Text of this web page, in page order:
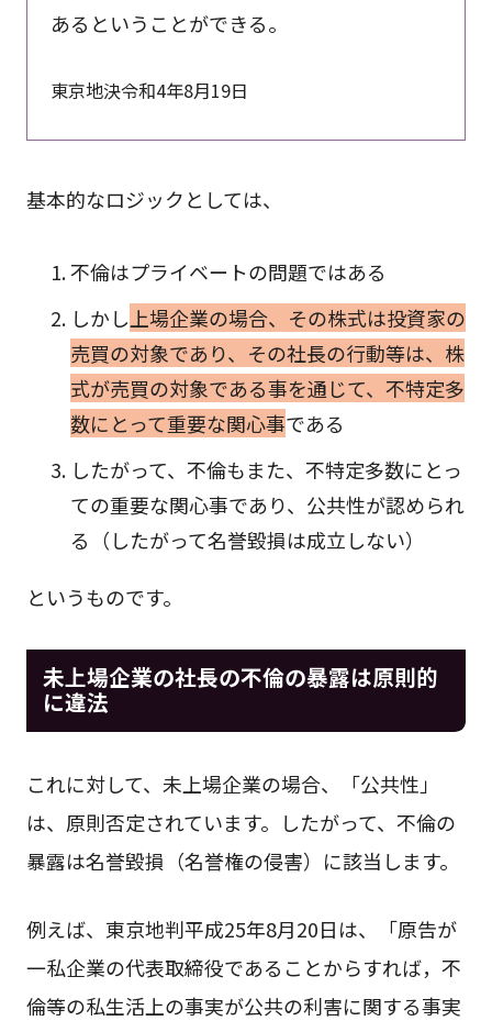
あるということができる。
東京地決令和4年8月19日
基本的なロジックとしては、
不倫はプライベートの問題ではある
しかし 上場企業の場合、その株式は投資家の
売買の対象であり、その社長の行動等は、株
式が売買の対象である事を通じて、不特定多
数にとって重要な関心事である
したがって、不倫もまた、不特定多数にとっ
ての重要な関心事であり、公共性が認められ
る（したがって名誉毀損は成立しない）
というものです。
未上場企業の社長の不倫の暴露は原則的
に違法
これに対して、未上場企業の場合、「公共性」
は、原則否定されています。したがって、不倫の
暴露は名誉毀損（名誉権の侵害）に該当します。
例えば、東京地判平成25年8月20日は、「原告が
一私企業の代表取締役であることからすれば，不
倫等の私生活上の事実が公共の利害に関する事実